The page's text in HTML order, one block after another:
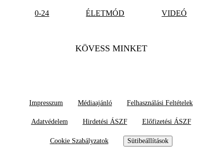
0-24 ÉLETMÓD VIDEÓ
KÖVESS MINKET
Impresszum Médiaajánló Felhasználási Feltételek
Adatvédelem Hirdetési ÁSZF Előfizetési ÁSZF
Cookie Szabályzatok Sütibeállítások